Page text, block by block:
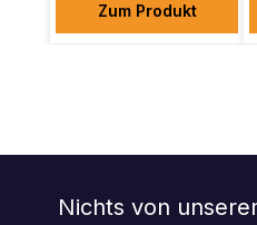
Zum Produkt
Nichts von